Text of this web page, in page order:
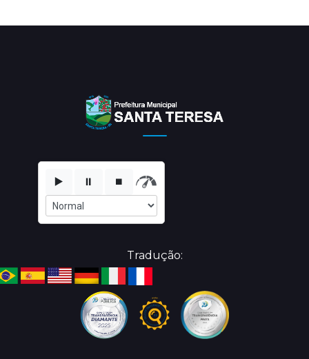
▶️ ⏸️ ⏹️
Tradução: